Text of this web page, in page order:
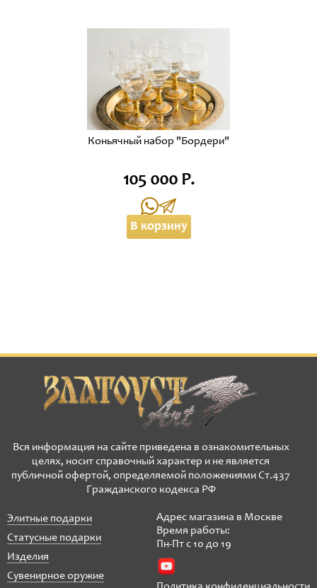
Коньячный набор "Бордери"
105 000 Р.
В корзину
Вся информация на сайте приведена в ознакомительных
целях, носит справочный характер и не является
публичной офертой, определяемой положениями Ст.437
Гражданского кодекса РФ
Элитные подарки
Статусные подарки
Изделия
Сувенирное оружие
Адрес магазина в Москве
Время работы:
Пн-Пт с 10 до 19